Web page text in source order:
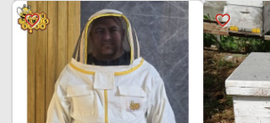
favorite_border
favorite_border